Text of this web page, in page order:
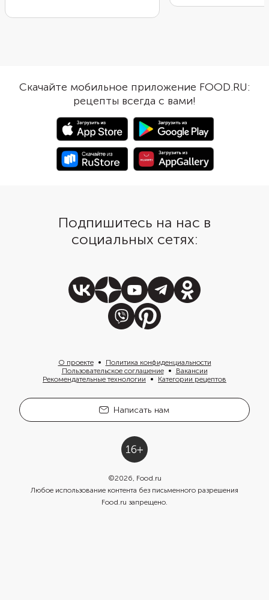
ролью оболочки прекрасно
томатный соус, дополните его
плавленым сыром и шпинатом.
Внутри они сочные и
стиле на основе
Скачайте мобильное приложение FOOD.RU:
рецепты всегда с вами!
Подпишитесь на нас в
социальных сетях:
О проекте
Политика конфиденциальности
Пользовательское соглашение
Вакансии
Рекомендательные технологии
Категории рецептов
Написать нам
©2026, Food.ru
Любое использование контента без письменного разрешения
Food.ru запрещено.